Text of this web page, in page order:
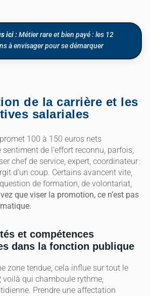
ici :Métier rare et bien payé : les 12
à envisager pour se démarquer
de la carrière et les
salariales
100 à 150 euros nets
de l’effort reconnu, parfois,
chef de service, expert, coordinateur :
d’un coup. Certains avancent vite,
de formation, de volontariat,
que viser la promotion, ce n’est pas
et compétences
dans la fonction publique
zone tendue, cela influe sur tout le
voilà qui chamboule rythme,
Prendre une affectation